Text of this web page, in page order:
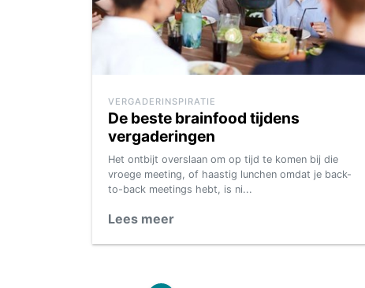
VERGADERINSPIRATIE
De beste brainfood tijdens
vergaderingen
Het ontbijt overslaan om op tijd te komen bij die
vroege meeting, of haastig lunchen omdat je back-
to-back meetings hebt, is ni...
Lees meer